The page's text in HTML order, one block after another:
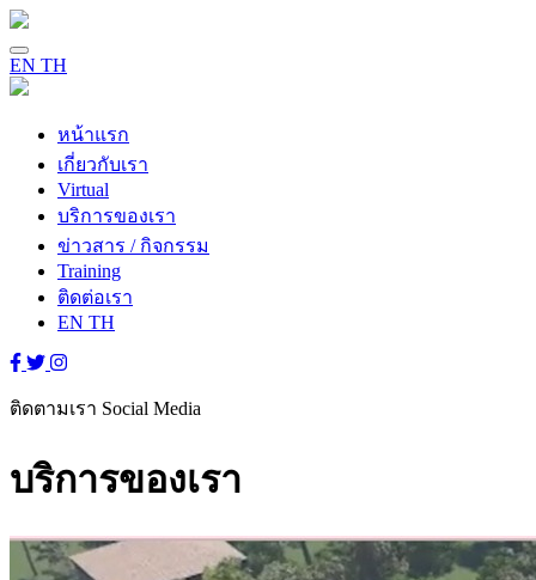
EN TH
หน้าแรก
เกี่ยวกับเรา
Virtual
บริการของเรา
ข่าวสาร / กิจกรรม
Training
ติดต่อเรา
EN TH
ติดตามเรา Social Media
บริการของเรา